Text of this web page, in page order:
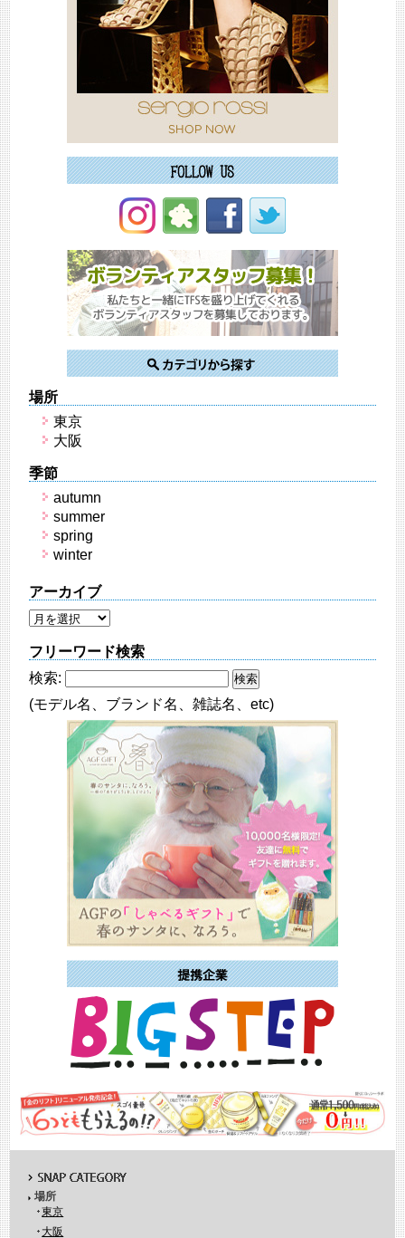
場所
東京
大阪
季節
autumn
summer
spring
winter
アーカイブ
フリーワード検索
検索:
(モデル名、ブランド名、雑誌名、etc)
場所
東京
大阪